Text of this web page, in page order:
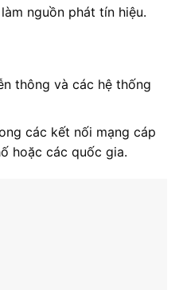
nguồn phát tín hiệu.
thông và các hệ thống
các kết nối mạng cáp
hoặc các quốc gia.